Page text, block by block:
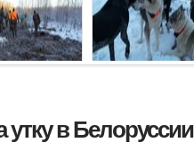
утку в Белоруссии